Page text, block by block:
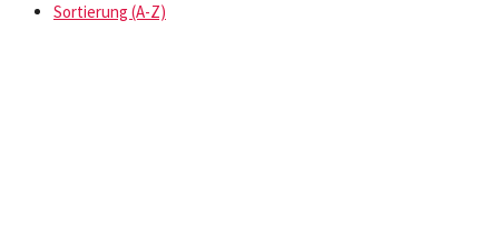
Sortierung (A-Z)